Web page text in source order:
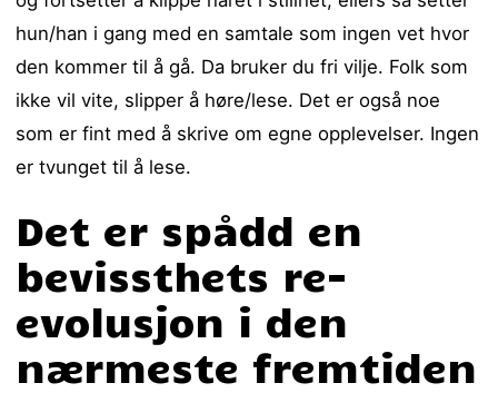
hun/han i gang med en samtale som ingen vet hvor
den kommer til å gå. Da bruker du fri vilje. Folk som
ikke vil vite, slipper å høre/lese. Det er også noe
som er fint med å skrive om egne opplevelser. Ingen
er tvunget til å lese.
Det er spådd en
bevissthets re-
evolusjon i den
nærmeste fremtiden